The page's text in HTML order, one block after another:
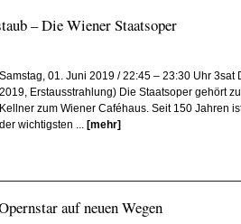
– Die Wiener Staatsoper
Samstag, 01. Juni 2019 / 22:45 – 23:30 Uhr 3sat
2019, Erstausstrahlung) Die Staatsoper gehört
Kellner zum Wiener Caféhaus. Seit 150 Jahren
der wichtigsten ... [mehr]
auf neuen Wegen